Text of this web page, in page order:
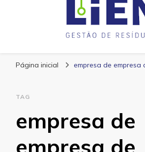
Página inicial empresa de empresa
TAG
empresa de
empresa de